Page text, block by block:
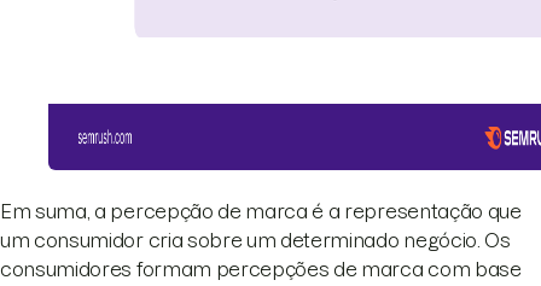
Em suma, a percepção de marca é a representação que
um consumidor cria sobre um determinado negócio. Os
consumidores formam percepções de marca com base